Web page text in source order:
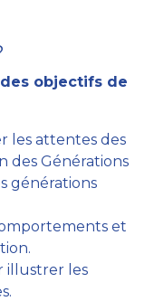
objectifs de
les attentes des
des Générations
générations
et
illustrer les